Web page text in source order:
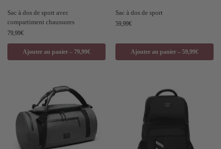
Sac à dos de sport avec
compartiment chaussures
79,99€
Ajouter au panier – 79,99€
Sac à dos de sport
59,99€
Ajouter au panier – 59,99€